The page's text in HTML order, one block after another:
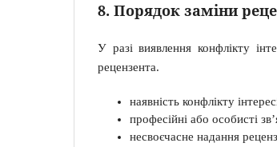
8. Порядок заміни
У разі виявлення конфлікту
рецензента.
наявність конфлікту
професійні або особисті
несвоєчасне надання